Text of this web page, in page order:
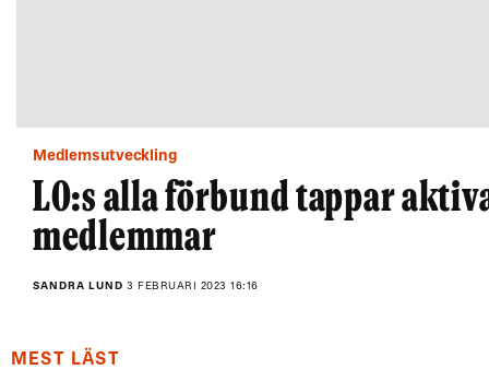
Medlemsutveckling
LO:s alla förbund tappar
medlemmar
SANDRA LUND 3 FEBRUARI 2023 16:16
MEST LÄST